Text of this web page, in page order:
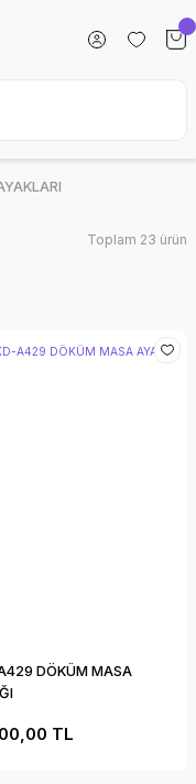
Toplam 23 ürün
DÖKÜM MASA
TL